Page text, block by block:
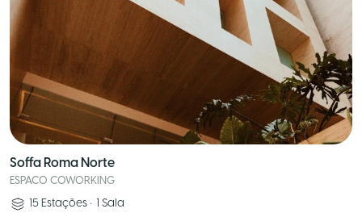
Soffa Roma Norte
ESPACO COWORKING
15 Estações • 1 Sala